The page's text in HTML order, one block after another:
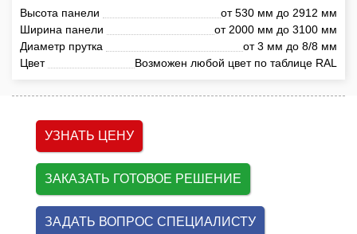
Высота панели
от 530 мм до 2912 мм
Ширина панели
от 2000 мм до 3100 мм
Диаметр прутка
от 3 мм до 8/8 мм
Цвет
Возможен любой цвет по таблице RAL
УЗНАТЬ ЦЕНУ
ЗАКАЗАТЬ ГОТОВОЕ РЕШЕНИЕ
ЗАДАТЬ ВОПРОС СПЕЦИАЛИСТУ